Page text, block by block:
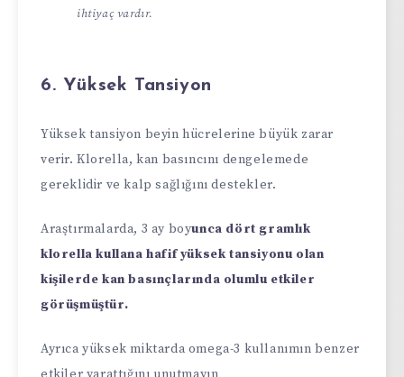
ihtiyaç vardır.
6. Yüksek Tansiyon
Yüksek tansiyon beyin hücrelerine büyük zarar
verir. Klorella, kan basıncını dengelemede
gereklidir ve kalp sağlığını destekler.
Araştırmalarda, 3 ay boyunca dört gramlık
klorella kullana hafif yüksek tansiyonu olan
kişilerde kan basınçlarında olumlu etkiler
görüşmüştür.
Ayrıca yüksek miktarda omega-3 kullanımın benzer